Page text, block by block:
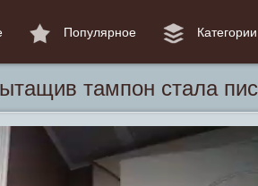
Популярное Категории
тампон стала